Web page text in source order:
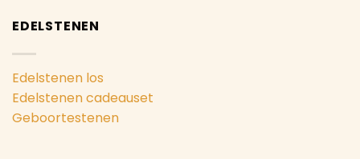
EDELSTENEN
Edelstenen los
Edelstenen cadeauset
Geboortestenen